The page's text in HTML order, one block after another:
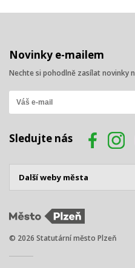
Novinky e-mailem
Nechte si pohodlně zasílat novinky
Sledujte nás
© 2026 Statutární město Plzeň